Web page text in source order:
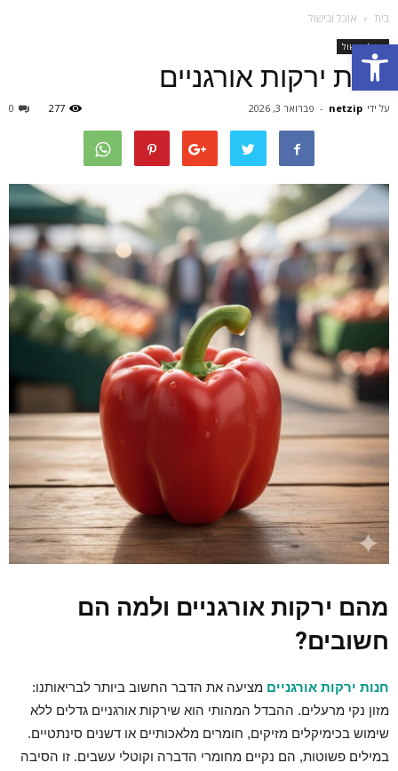
Open toolbar
בית אוכל ובישול
אוכל ובישול
חנות ירקות אורגניים
על ידי netzip
- פברואר 3, 2026 0 277
מהם ירקות אורגניים ולמה הם
חשובים?
חנות ירקות אורגניים מציעה את הדבר החשוב ביותר לבריאותנו:
מזון נקי מרעלים. ההבדל המהותי הוא שירקות אורגניים גדלים ללא
שימוש בכימיקלים מזיקים, חומרים מלאכותיים או דשנים סינתטיים.
במילים פשוטות, הם נקיים מחומרי הדברה וקוטלי עשבים. זו הסיבה